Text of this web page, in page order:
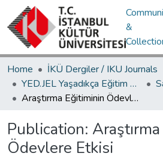
&
Home
İKÜ Dergiler / IKU Journals
YED.JEL Yaşadıkça Eğitim Dergisi / Journal of Education For Life
Araştırma Eğitiminin Ödevlere Etkisi
Publication:
Ödevlere Etkisi